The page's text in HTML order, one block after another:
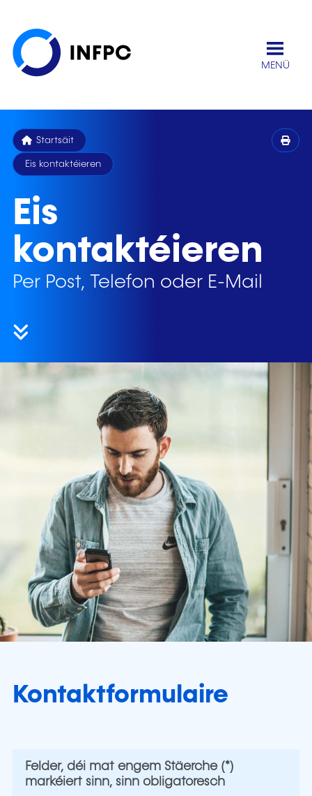
MENÜ
Startsäit
Eis kontaktéieren
Eis
kontaktéieren
Per Post, Telefon oder E-Mail
Kontaktformulaire
Felder, déi mat engem Stäerche (*)
markéiert sinn, sinn obligatoresch